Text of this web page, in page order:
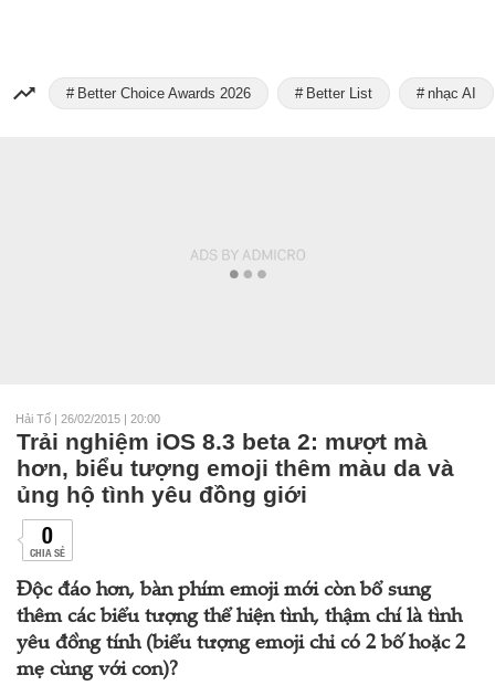
Better Choice Awards 2026 Better List nhạc AI
Hải Tố | 26/02/2015 | 20:00
Trải nghiệm iOS 8.3 beta 2: mượt mà
hơn, biểu tượng emoji thêm màu da và
ủng hộ tình yêu đồng giới
0
CHIA SẺ
Độc đáo hơn, bàn phím emoji mới còn bổ sung
thêm các biểu tượng thể hiện tình, thậm chí là tình
yêu đồng tính (biểu tượng emoji chỉ có 2 bố hoặc 2
mẹ cùng với con)?